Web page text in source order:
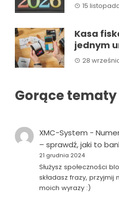
15
Kasa
jednym
28
Gorące tematy
XMC-System -
– sprawdź, jaki to
21 grudnia 2024
Służysz społeczności
składasz frazy, przyjmij
moich wyrazy :)